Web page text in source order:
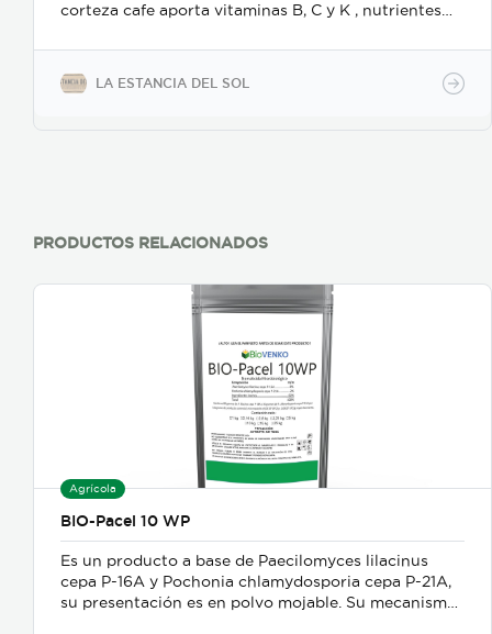
corteza cafe aporta vitaminas B, C y K , nutrientes
beneficiosa para lasalud de huesos piel y la
coagulacion de la sangre. Valor agregado la yuca de
segunda se pela y se congela teniendo una duracion
LA ESTANCIA DEL SOL
PRODUCTOS RELACIONADOS
Agrícola
BIO-Pacel 10 WP
Es un producto a base de Paecilomyces lilacinus
cepa P-16A y Pochonia chlamydosporia cepa P-21A,
su presentación es en polvo mojable. Su mecanismo